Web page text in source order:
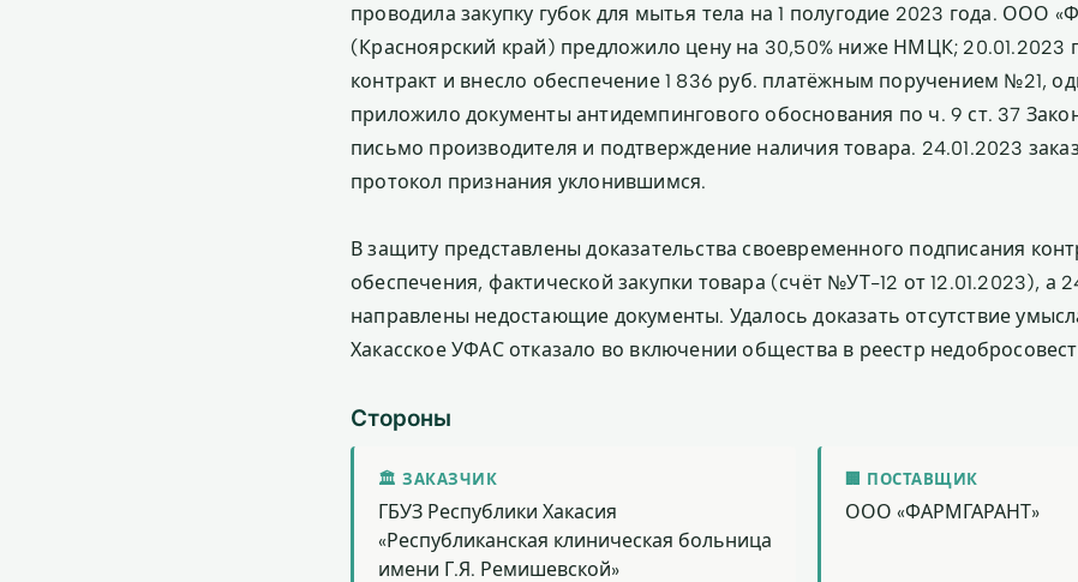
проводила закупку губок для мытья тела на 1 полугодие 2023 года. ООО
(Красноярский край) предложило цену на 30,50% ниже НМЦК; 20.01.2023
контракт и внесло обеспечение 1 836 руб. платёжным поручением №21,
приложило документы антидемпингового обоснования по ч. 9 ст. 37
письмо производителя и подтверждение наличия товара. 24.01.2023
протокол признания уклонившимся.
В защиту представлены доказательства своевременного подписания
обеспечения, фактической закупки товара (счёт №УТ-12 от 12.01.2023), а
направлены недостающие документы. Удалось доказать отсутствие
Хакасское УФАС отказало во включении общества в реестр
Стороны
🏛 ЗАКАЗЧИК
ГБУЗ Республики Хакасия
«Республиканская клиническая больница
имени Г.Я. Ремишевской»
🏢 ПОСТАВЩИК
ООО «ФАРМГАРАНТ»